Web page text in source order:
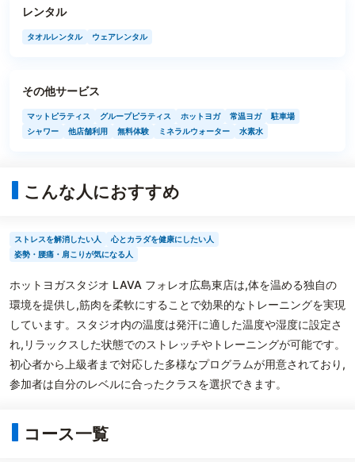
レンタル
タオルレンタル ウェアレンタル
その他サービス
マットピラティス グループピラティス ホットヨガ 常温ヨガ
駐車場
シャワー
他店舗利用 無料体験 ミネラルウォーター 水素水
こんな人におすすめ
ストレスを解消したい人
心とカラダを健康にしたい人
姿勢・腰痛・肩こりが気になる人
ホットヨガスタジオ LAVA フォレオ広島東店は,体を温める独自の
環境を提供し,筋肉を柔軟にすることで効果的なトレーニングを実現
しています。スタジオ内の温度は発汗に適した温度や湿度に設定さ
れ,リラックスした状態でのストレッチやトレーニングが可能です。
初心者から上級者まで対応した多様なプログラムが用意されており,
参加者は自分のレベルに合ったクラスを選択できます。
コース一覧